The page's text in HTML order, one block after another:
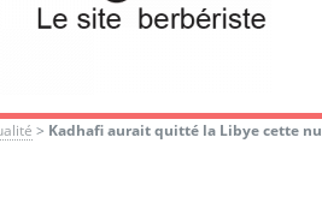
> Kadhafi aurait quitté la Libye cette